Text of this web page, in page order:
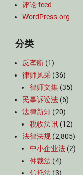
评论 feed
WordPress.org
分类
反垄断 (1)
律师风采 (36)
律师文集 (35)
民事诉讼法 (6)
法律新知 (20)
税收法讯 (12)
法律法规 (2,805)
中小企业法 (2)
仲裁法 (4)
信托法 (3)